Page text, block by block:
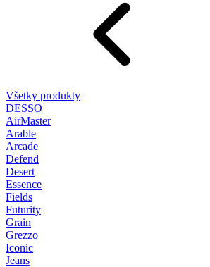
Všetky produkty
DESSO
AirMaster
Arable
Arcade
Defend
Desert
Essence
Fields
Futurity
Grain
Grezzo
Iconic
Jeans